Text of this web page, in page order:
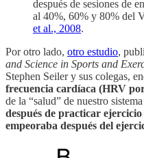
después de sesiones de
al 40%, 60% y 80% del
et al., 2008.
Por otro lado, otro estudio,
and Science in Sports and
Stephen Seiler y sus colegas,
frecuencia cardíaca (HRV
de la “salud” de nuestro
después de practicar
empeoraba después del